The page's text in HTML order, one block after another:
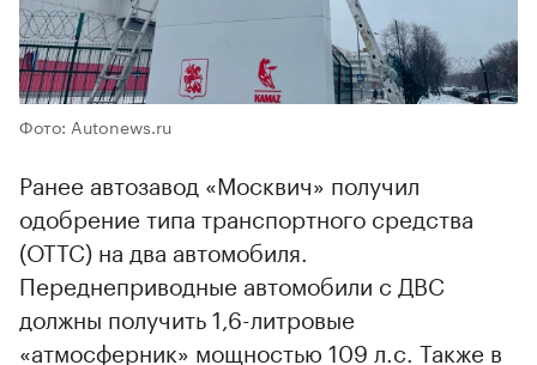
Фото: Autonews.ru
Ранее автозавод «Москвич» получил
одобрение типа транспортного средства
(ОТТС) на два автомобиля.
Переднеприводные автомобили с ДВС
должны получить 1,6-литровые
«атмосферник» мощностью 109 л.с. Также в